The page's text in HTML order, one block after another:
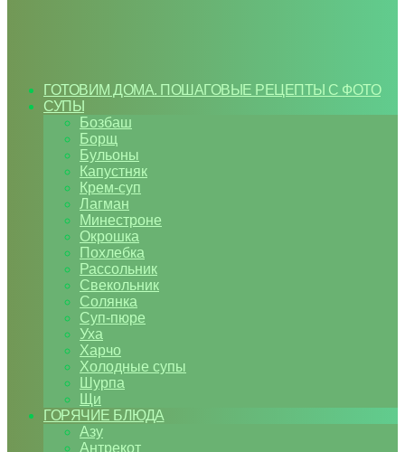
ГОТОВИМ ДОМА. ПОШАГОВЫЕ РЕЦЕПТЫ С ФОТО
СУПЫ
Бозбаш
Борщ
Бульоны
Капустняк
Крем-суп
Лагман
Минестроне
Окрошка
Похлебка
Рассольник
Свекольник
Солянка
Суп-пюре
Уха
Харчо
Холодные супы
Шурпа
Щи
ГОРЯЧИЕ БЛЮДА
Азу
Антрекот